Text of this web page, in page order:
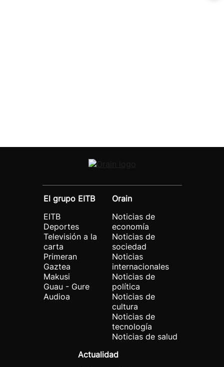
El grupo EITB
EITB
Deportes
Televisión a la
carta
Primeran
Gaztea
Makusi
Guau - Gure
Audioa
Orain
Noticias de
economía
Noticias de
sociedad
Noticias
internacionales
Noticias de
política
Noticias de
cultura
Noticias de
tecnología
Noticias de salud
Actualidad